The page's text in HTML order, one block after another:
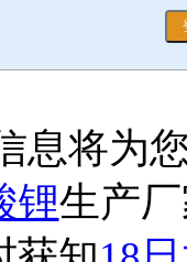
息将为
锂生产